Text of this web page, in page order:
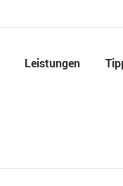
Leistungen